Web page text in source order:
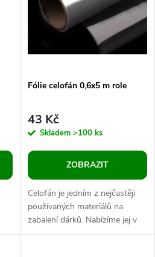
Fólie celofán 0,6x5 m role
43 Kč
Skladem >100 ks
ZOBRAZIT
Celofán je jedním z nejčastěji
používaných materiálů na
zabalení dárků. Nabízíme jej v
rolích. Již vám nebude chybět